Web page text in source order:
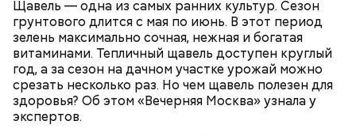
Щавель — одна из самых ранних культур. Сезон
грунтового длится с мая по июнь. В этот период
зелень максимально сочная, нежная и богатая
витаминами. Тепличный щавель доступен круглый
год, а за сезон на дачном участке урожай можно
срезать несколько раз. Но чем щавель полезен для
здоровья? Об этом «Вечерняя Москва» узнала у
экспертов.
ЗДОРОВЬЕ ВРАЧИ
РАСТЕНИЯ
ПРОДУКТЫ